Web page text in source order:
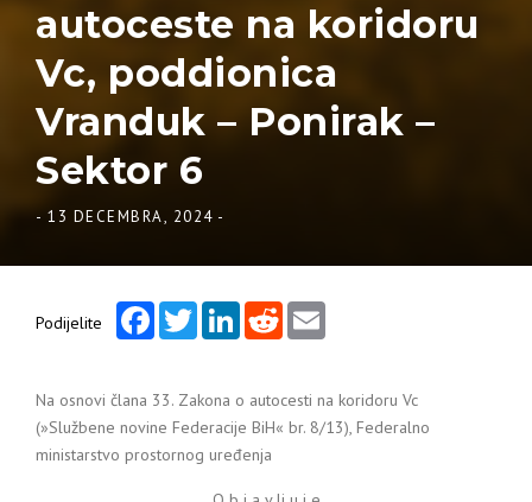
autoceste na koridoru
Vc, poddionica
Vranduk – Ponirak –
Sektor 6
- 13 DECEMBRA, 2024 -
Podijelite
FacebookTwitterLinkedInReddit
Na osnovi člana 33. Zakona o autocesti na koridoru Vc
(»Službene novine Federacije BiH« br. 8/13), Federalno
ministarstvo prostornog uređenja